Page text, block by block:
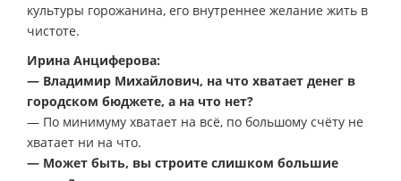
культуры горожанина, его внутреннее желание жить в
чистоте.
Ирина Анциферова:
— Владимир Михайлович, на что хватает денег в
городском бюджете, а на что нет?
— По минимуму хватает на всё, по большому счёту не
хватает ни на что.
— Может быть, вы строите слишком большие